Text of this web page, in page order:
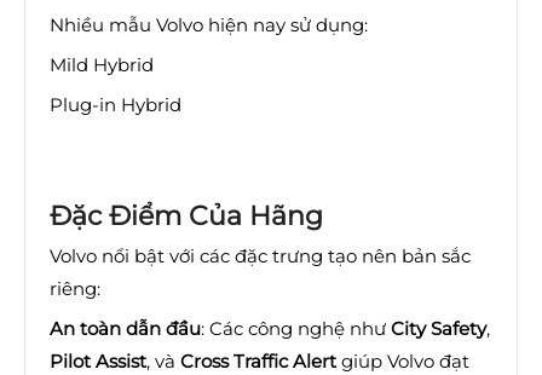
Nhiều mẫu Volvo hiện nay sử dụng:
Mild Hybrid
Plug-in Hybrid
Đặc Điểm Của Hãng
Volvo nổi bật với các đặc trưng tạo nên bản sắc
riêng:
An toàn dẫn đầu: Các công nghệ như City Safety,
Pilot Assist, và Cross Traffic Alertgiúp Volvo đạt